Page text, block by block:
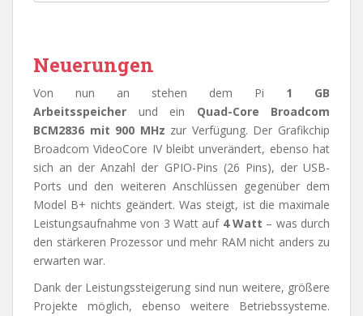
Neuerungen
Von nun an stehen dem Pi 1 GB
Arbeitsspeicher und ein Quad-Core Broadcom
BCM2836 mit 900 MHz zur Verfügung. Der Grafikchip
Broadcom VideoCore IV bleibt unverändert, ebenso hat
sich an der Anzahl der GPIO-Pins (26 Pins), der USB-
Ports und den weiteren Anschlüssen gegenüber dem
Model B+ nichts geändert. Was steigt, ist die maximale
Leistungsaufnahme von 3 Watt auf 4 Watt – was durch
den stärkeren Prozessor und mehr RAM nicht anders zu
erwarten war.
Dank der Leistungssteigerung sind nun weitere, größere
Projekte möglich, ebenso weitere Betriebssysteme.